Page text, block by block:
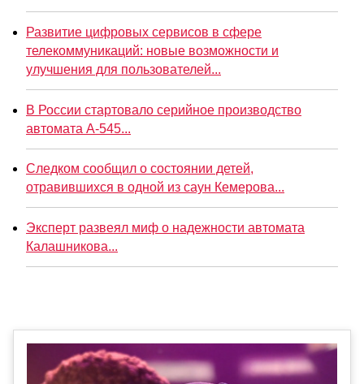
Развитие цифровых сервисов в сфере
телекоммуникаций: новые возможности и
улучшения для пользователей...
В России стартовало серийное производство
автомата А-545...
Следком сообщил о состоянии детей,
отравившихся в одной из саун Кемерова...
Эксперт развеял миф о надежности автомата
Калашникова...